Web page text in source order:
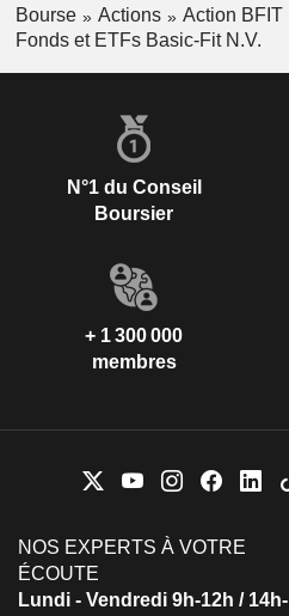
Bourse Actions
Action BFIT
Fonds et ETFs Basic-Fit N.V.
N°1 du Conseil
Boursier
+ 1 300 000
membres
NOS EXPERTS À VOTRE
ÉCOUTE
Lundi - Vendredi 9h-12h / 14h-